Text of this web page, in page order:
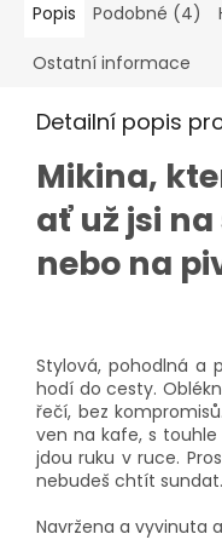
Popis Podobné (4)
Ostatní informace
Detailní popis
Mikina,
ať už jsi
nebo na
Stylová, pohodlná a
hodí do cesty.
řečí, bez
ven na kafe, s
jdou ruku v ruce.
nebudeš chtít sundat.
Navržena a vyvinuta